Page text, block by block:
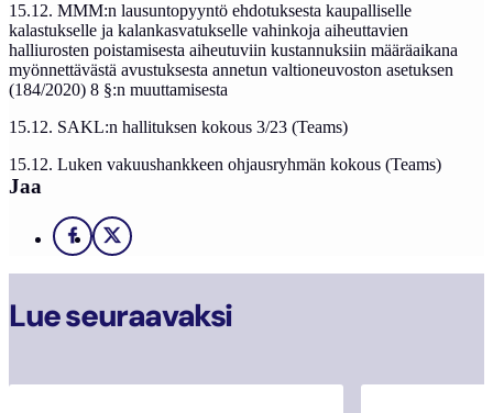
15.12. MMM:n lausuntopyyntö ehdotuksesta kaupalliselle
kalastukselle ja kalankasvatukselle vahinkoja aiheuttavien
halliurosten poistamisesta aiheutuviin kustannuksiin määräaikana
myönnettävästä avustuksesta annetun valtioneuvoston asetuksen
(184/2020) 8 §:n muuttamisesta
15.12. SAKL:n hallituksen kokous 3/23 (Teams)
15.12. Luken vakuushankkeen ohjausryhmän kokous (Teams)
Jaa
Facebook
X
Lue seuraavaksi